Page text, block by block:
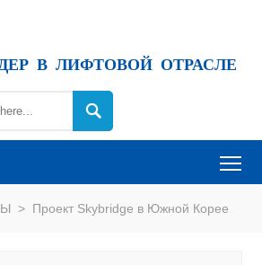
В ЛИФТОВОЙ ОТРАСЛЕ

> Проект Skybridge в Южной Корее